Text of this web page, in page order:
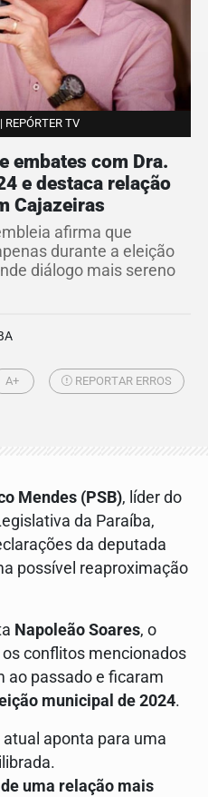
REPÓRTER TV
embates com Dra.
e destaca relação
Cajazeiras
afirma que
durante a eleição
diálogo mais sereno
A+ REPORTAR ERROS
Mendes (PSB), líder do
da Paraíba,
da deputada
possível reaproximação
Napoleão Soares, o
conflitos mencionados
ao passado e ficaram
municipal de 2024.
aponta para uma
uma relação mais